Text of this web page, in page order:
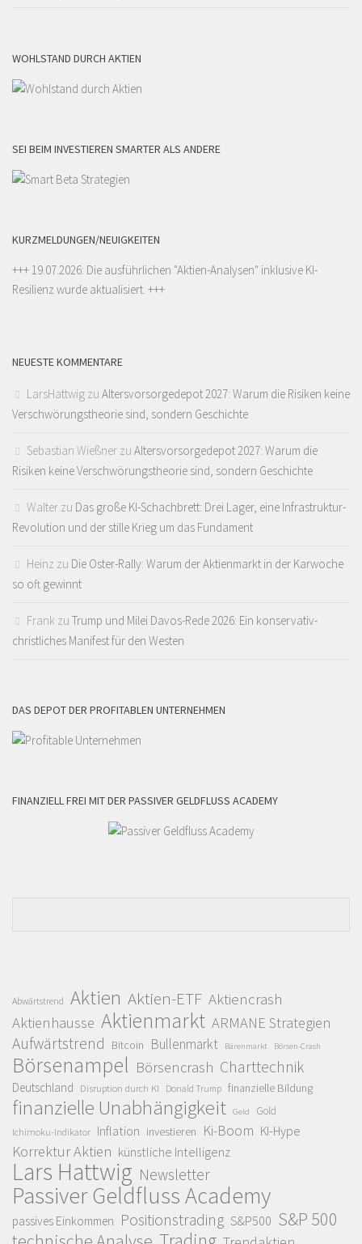
WOHLSTAND DURCH AKTIEN
SEI BEIM INVESTIEREN SMARTER ALS ANDERE
KURZMELDUNGEN/NEUIGKEITEN
+++ 19.07.2026: Die ausführlichen "Aktien-Analysen" inklusive KI-
Resilienz wurde aktualisiert. +++
NEUESTE KOMMENTARE
LarsHattwig zu Altersvorsorgedepot 2027: Warum die Risiken keine
Verschwörungstheorie sind, sondern Geschichte
Sebastian Wießner zu Altersvorsorgedepot 2027: Warum die
Risiken keine Verschwörungstheorie sind, sondern Geschichte
Walter zu Das große KI-Schachbrett: Drei Lager, eine Infrastruktur-
Revolution und der stille Krieg um das Fundament
Heinz zu Die Oster-Rally: Warum der Aktienmarkt in der Karwoche
so oft gewinnt
Frank zu Trump und Milei Davos-Rede 2026: Ein konservativ-
christliches Manifest für den Westen
DAS DEPOT DER PROFITABLEN UNTERNEHMEN
FINANZIELL FREI MIT DER PASSIVER GELDFLUSS ACADEMY
Abwärtstrend Aktien Aktien-ETF Aktiencrash
Aktienhausse Aktienmarkt ARMANE Strategien
Aufwärtstrend Bitcoin Bullenmarkt Bärenmarkt Börsen-Crash
Börsenampel Börsencrash Charttechnik
Deutschland Disruption durch KI Donald Trump finanzielle Bildung
finanzielle Unabhängigkeit Geld Gold
Ichimoku-Indikator Inflation investieren Ki-Boom KI-Hype
Korrektur Aktien künstliche Intelligenz
Lars Hattwig Newsletter
Passiver Geldfluss Academy
passives Einkommen Positionstrading S&P500 S&P 500